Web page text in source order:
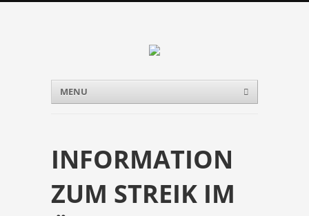
Menu
Skip to content
MENU
INFORMATION
ZUM STREIK IM